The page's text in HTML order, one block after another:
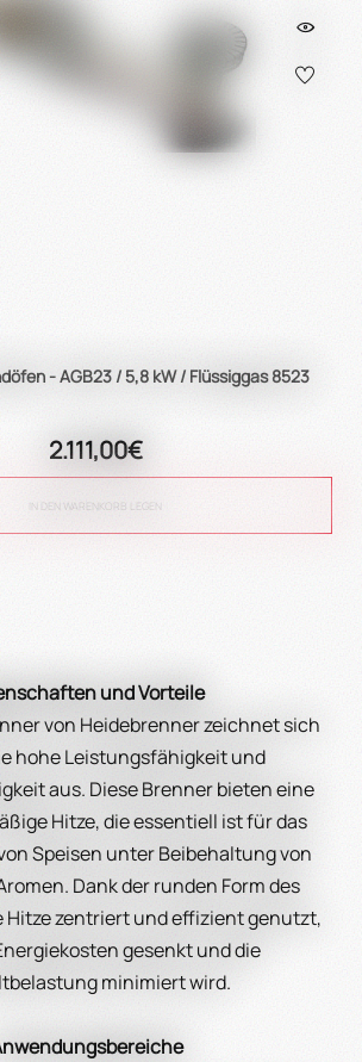
- AGB23 / 5,8 kW / Flüssiggas 8523
2.111,00€
IN DEN WARENKORB LEGEN
und Vorteile
von Heidebrenner zeichnet sich
hohe Leistungsfähigkeit und
aus. Diese Brenner bieten eine
Hitze, die essentiell ist für das
Speisen unter Beibehaltung von
Dank der runden Form des
Hitze zentriert und effizient genutzt,
gesenkt und die
minimiert wird.
true